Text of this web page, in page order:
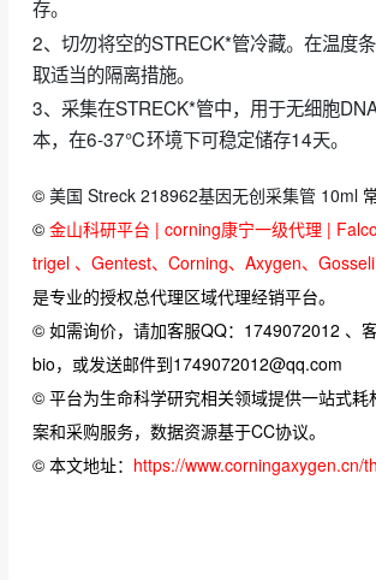
存。
2、切勿将空的STRECK*管冷藏。在温度
取适当的隔离措施。
3、采集在STRECK*管中，用于无细胞
本，在6-37℃环境下可稳定储存14天。
© 美国 Streck 218962基因无创采集管 10ml
© 金山科研平台 | corning康宁一级代理 |
trigel 、Gentest、Corning、Axygen、
是专业的授权总代理区域代理经销平台。
© 如需询价，请加客服QQ：1749072012 、
bio，或发送邮件到1749072012@qq.com
© 平台为生命科学研究相关领域提供一站式耗
案和采购服务，数据资源基于CC协议。
© 本文地址： https://www.corningaxygen.cn/